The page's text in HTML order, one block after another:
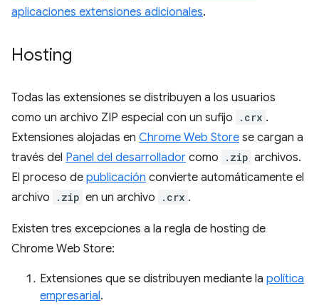
aplicaciones extensiones adicionales.
Hosting
Todas las extensiones se distribuyen a los usuarios
como un archivo ZIP especial con un sufijo
.crx .
Extensiones alojadas en Chrome Web Store se cargan a
través del Panel del desarrollador como .zip archivos.
El proceso de publicación convierte automáticamente el
archivo
.zip en un archivo .crx .
Existen tres excepciones a la regla de hosting de
Chrome Web Store:
Extensiones que se distribuyen mediante la política
empresarial.